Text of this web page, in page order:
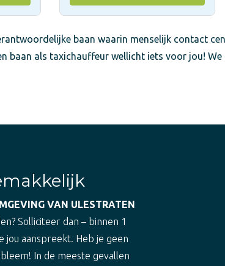
baan waarin menselijk contact
baan als taxichauffeur wellicht iets voor jou!
VAN ULESTRATEN
Solliciteer dan – binnen 1
jou aanspreekt. Heb je geen
In de meeste gevallen